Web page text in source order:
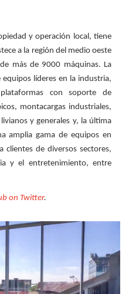
y operación local, tiene
a la región del medio oeste
más de 9000 máquinas. La
líderes en la industria,
con soporte de
montacargas industriales,
y generales y, la última
amplia gama de equipos en
clientes de diversos sectores,
y el entretenimiento, entre
on Twitter.